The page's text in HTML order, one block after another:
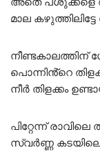
മാല
പൊന്നിൻ്റെ
നീർ തിളക്കം
പിറ്റേന്ന്
സ്വർണ്ണ